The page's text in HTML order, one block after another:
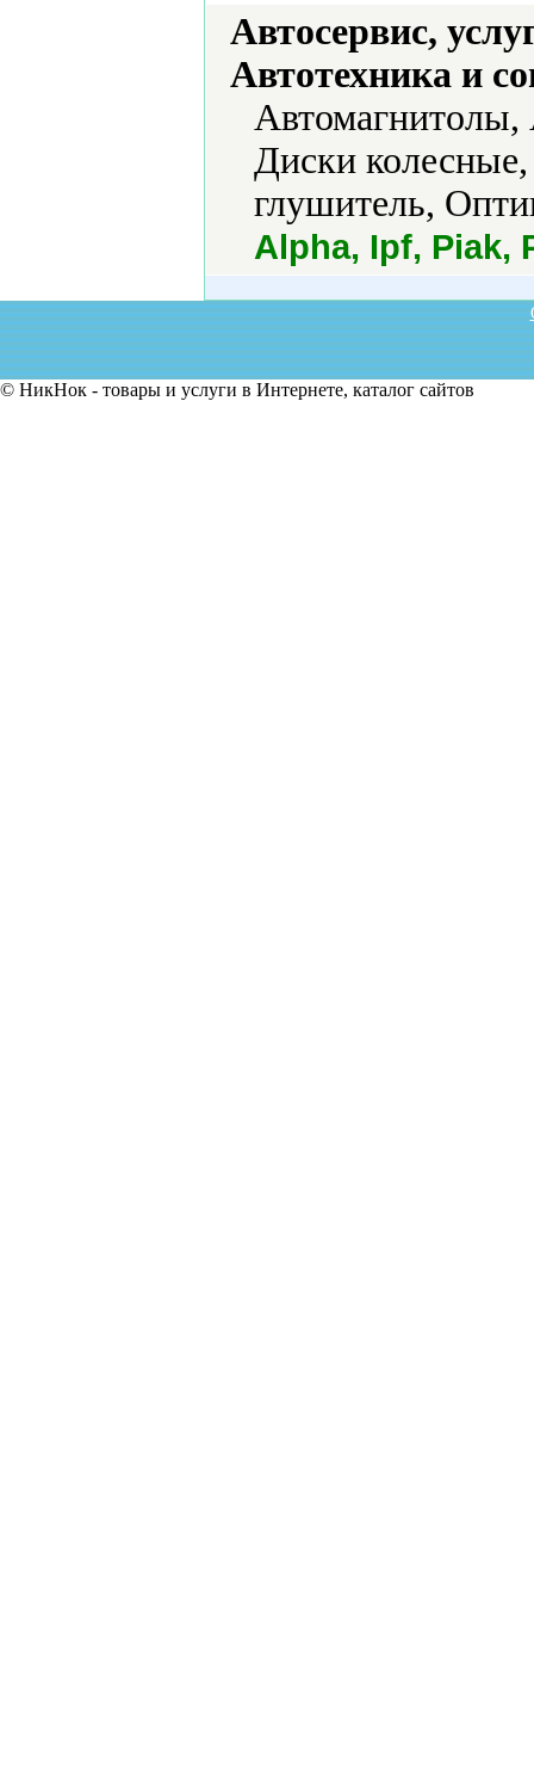
Автосервис,
Автотехника и
Автомагнитолы,
Диски
глушитель,
Alpha, Ipf, Piak,
© НикНок - товары и услуги в Интернете, каталог сайтов